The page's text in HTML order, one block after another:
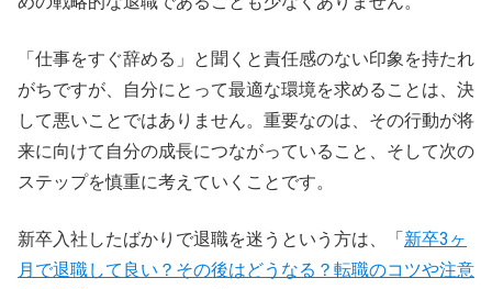
「仕事をすぐ辞める」と聞くと責任感のない印象を持たれ
がちですが、自分にとって最適な環境を求めることは、決
して悪いことではありません。重要なのは、その行動が将
来に向けて自分の成長につながっていること、そして次の
ステップを慎重に考えていくことです。
新卒入社したばかりで退職を迷うという方は、「 新卒3ヶ
月で退職して良い？その後はどうなる？転職のコツや注意